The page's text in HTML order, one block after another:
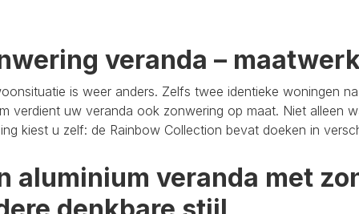
veranda –
is weer anders. Zelfs twee identieke woningen
verdient uw veranda ook zonwering op maat. Niet alleen
kiest u zelf: de Rainbow Collection bevat doeken in
aluminium veranda met